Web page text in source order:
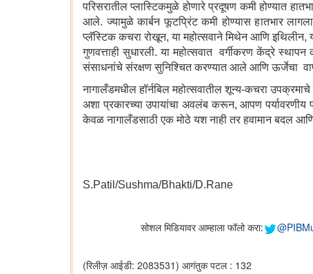
परिसरातील प्लास्टिकमुळे होणारे प्रदूषण कमी होण्यात
आले. ज्यामुळे कार्बन फूटप्रिंट कमी होण्यास हातभार
प्लॅस्टिक कचरा रोखून, या महोत्सवाने मिथेन आणि इथिलीन,
गुणवत्ताही सुधारली. या महोत्सवात वर्गीकरण केंद्रे
संसाधनांचे संरक्षण सुनिश्चित करण्यात आले आणि ऊर्जेचा
नागालँडमधील हॉर्नबिल महोत्सवातील शून्य-कचरा
अशा प्रकारच्या उपायांचा अवलंब करून, आपण
केवळ नागालँडसाठी एक मोठे यश नाही तर हवामान बदल
S.Patil/Sushma/Bhakti/D.Rane
सोशल मिडियावर आम्हाला फॉलो करा:
(रिलीज़ आईडी: 2083531) आगंतुक पटल : 132